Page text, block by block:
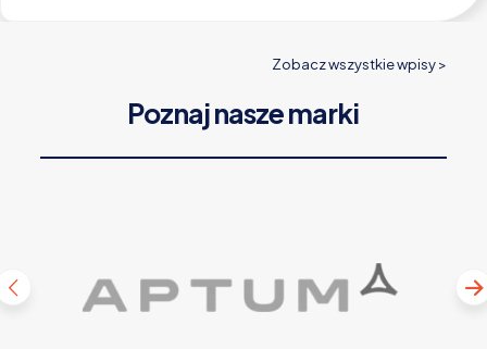
Zobacz wszystkie wpisy >
Poznaj nasze marki